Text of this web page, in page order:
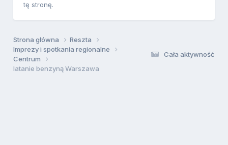
tę stronę.
Cała aktywność
Strona główna
Reszta
Imprezy i spotkania regionalne
Centrum
latanie benzyną Warszawa